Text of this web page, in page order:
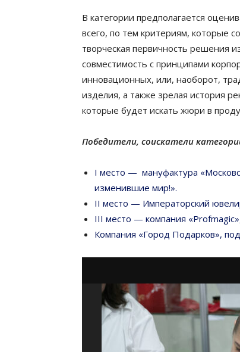
В категории предполагается
всего, по тем критериям, которые
творческая первичность решения
совместимость с принципами
инновационных, или, наоборот,
изделия, а также зрелая история
которые будет искать жюри в
Победители, соискатели
I место — мануфактура
изменившие мир!».
II место — Императорский
III место — компания
Компания «Город Подарков»,